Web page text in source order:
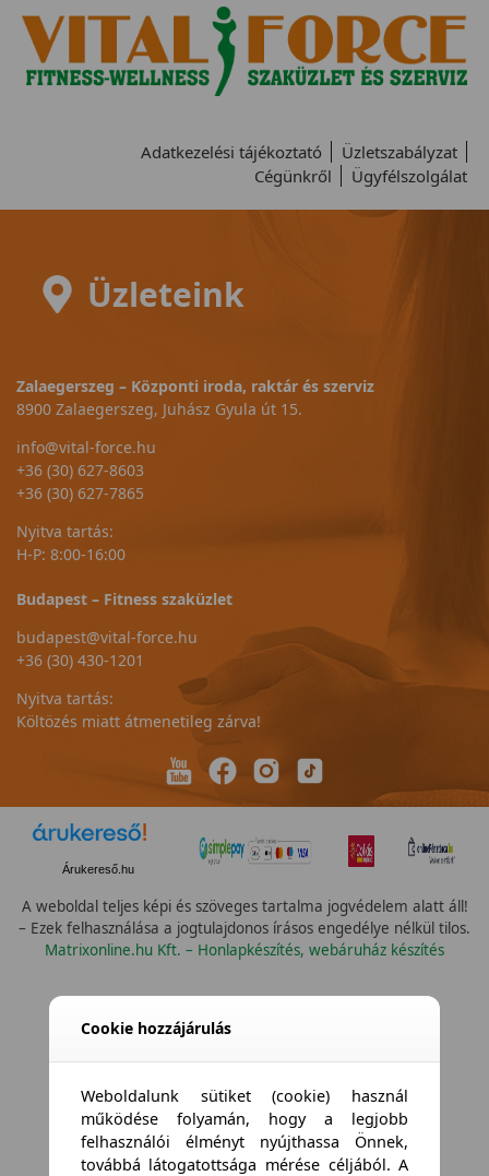
Adatkezelési tájékoztató
Üzletszabályzat
Cégünkről
Ügyfélszolgálat
Üzleteink
Zalaegerszeg – Központi iroda, raktár és szerviz
8900 Zalaegerszeg, Juhász Gyula út 15.
info@vital-force.hu
+36 (30) 627-8603
+36 (30) 627-7865
Nyitva tartás:
H-P: 8:00-16:00
Budapest – Fitness szaküzlet
budapest@vital-force.hu
+36 (30) 430-1201
Nyitva tartás:
Költözés miatt átmenetileg zárva!
Árukereső.hu
A weboldal teljes képi és szöveges tartalma jogvédelem alatt áll!
– Ezek felhasználása a jogtulajdonos írásos engedélye nélkül tilos.
Matrixonline.hu Kft. – Honlapkészítés, webáruház készítés
Cookie hozzájárulás
Weboldalunk sütiket (cookie) használ
működése folyamán, hogy a legjobb
felhasználói élményt nyújthassa Önnek,
továbbá látogatottsága mérése céljából. A
Összes szín